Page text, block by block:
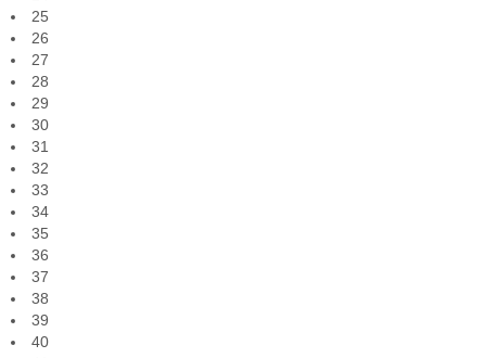
25
26
27
28
29
30
31
32
33
34
35
36
37
38
39
40